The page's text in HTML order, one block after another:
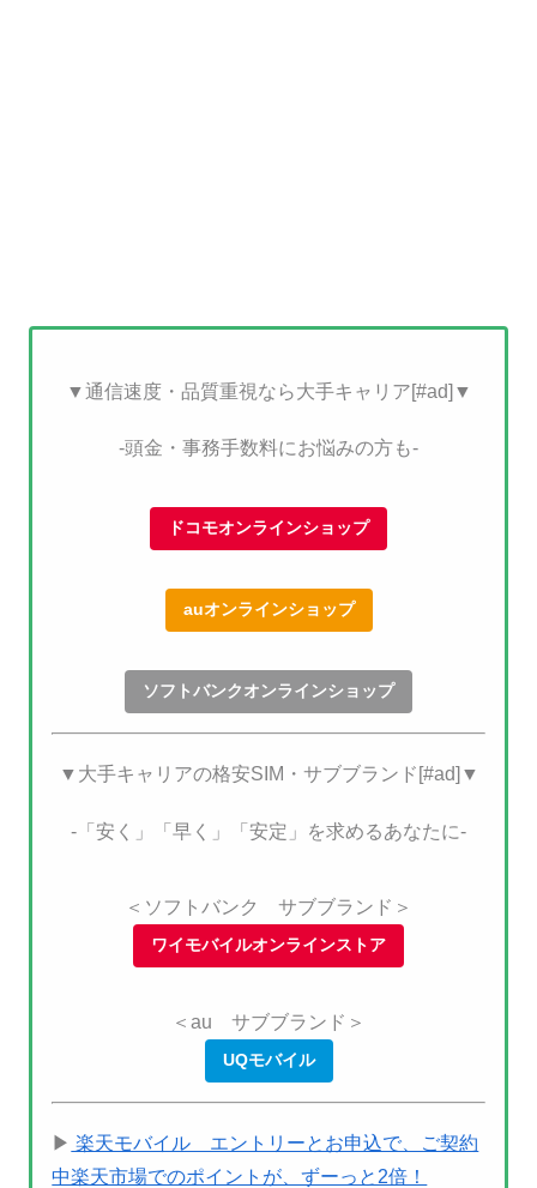
▼通信速度・品質重視なら大手キャリア[#ad]▼
-頭金・事務手数料にお悩みの方も-
ドコモオンラインショップ
auオンラインショップ
ソフトバンクオンラインショップ
▼大手キャリアの格安SIM・サブブランド[#ad]▼
-「安く」「早く」「安定」を求めるあなたに-
＜ソフトバンク サブブランド＞
ワイモバイルオンラインストア
＜au サブブランド＞
UQモバイル
▶ 楽天モバイル エントリーとお申込で、ご契約
中楽天市場でのポイントが、ずーっと2倍！